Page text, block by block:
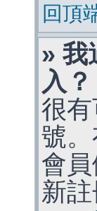
回頂
» 我
入？
很
號
會
新